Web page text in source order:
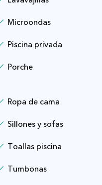
Microondas
Piscina privada
Porche
Ropa de cama
Sillones y sofas
Toallas piscina
Tumbonas